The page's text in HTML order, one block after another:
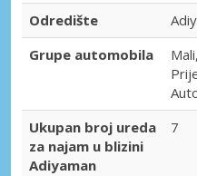
Odredište
Grupe automobila
Ukupan broj ureda
za najam u blizini
Adiyaman
7